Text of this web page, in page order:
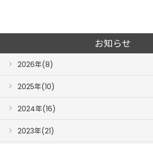
お知らせ
2026年(8)
2025年(10)
2024年(16)
2023年(21)